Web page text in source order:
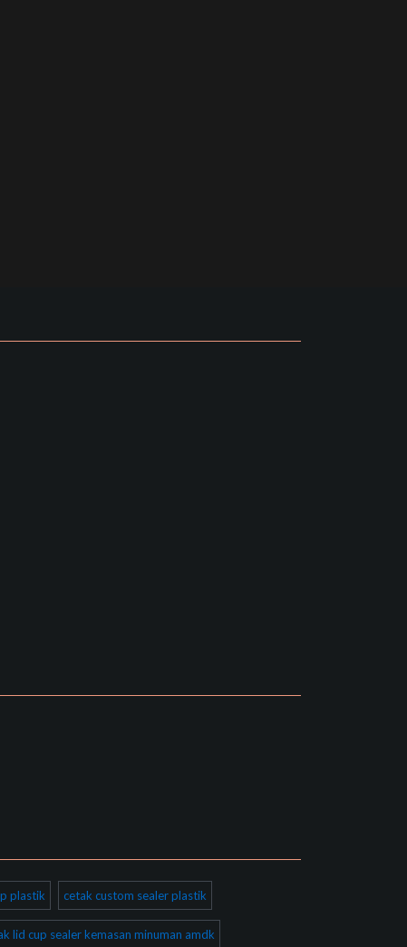
plastik cetak custom sealer plastik
lid cup sealer kemasan minuman amdk